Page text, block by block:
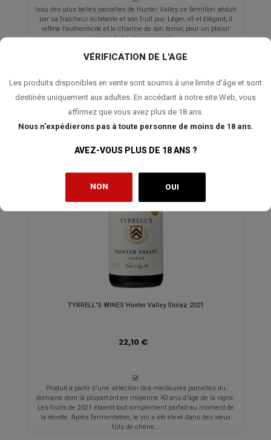
VÉRIFICATION DE L'AGE
Les produits disponibles en vente sont soumis à une limite d'âge et sont
destinés uniquement aux adultes. En accédant à notre site Web, vous
affirmez que vous avez plus de 18 ans.
Nous n'expédierons pas à toute personne de moins de 18 ans.
AVEZ-VOUS PLUS DE 18 ANS ?
NON OUI
Issu des plus belles parcelles de Hunter Valley, ce Semillon séduit
par sa fraîcheur éclatante et son fruit pur. Léger, vif et élégant, il
reflète l’authenticité et le charme de son terroir, pour un plaisir
immédiat à chaque gorgée.
TYRRELL'S WINES Hunter Valley Shiraz 2021
22,10 €
Produit à partir d'une sélection des meilleures parcelles du
domaine dont la plupart ont en moyenne 40 ans d'âge de la vigne.
Les fruits de 2021 étaient tout simplement parfait au moment de
la récolte. Après fermentation, le vin a été élevé dans des vieux
fûts de chêne...